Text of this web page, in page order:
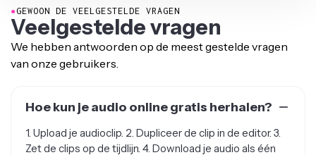
Veelgestelde vragen
We hebben antwoorden op de meest gestelde vragen
van onze gebruikers.
Zet de clips op de tijdlijn. 4. Download je audio als één
bestand.